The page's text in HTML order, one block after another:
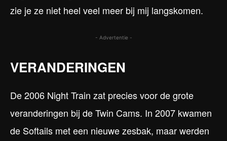
zie je ze niet heel veel meer bij mij langskomen.
- Advertentie -
VERANDERINGEN
De 2006 Night Train zat precies voor de grote
veranderingen bij de Twin Cams. In 2007 kwamen
de Softails met een nieuwe zesbak, maar werden